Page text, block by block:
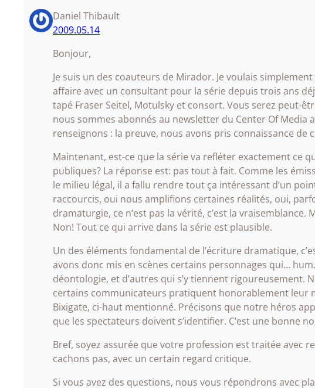
Daniel Thibault
2009.05.14
Bonjour,
Je suis un des coauteurs de Mirador. Je voulais
affaire avec un consultant pour la série depuis trois ans
tapé Fraser Seitel, Motulsky et consort. Vous serez peut-
nous sommes abonnés au newsletter du Center Of Media
renseignons : la preuve, nous avons pris connaissance de
Maintenant, est-ce que la série va refléter exactement ce
publiques? La réponse est: pas tout à fait. Comme les
le milieu légal, il a fallu rendre tout ça intéressant d’un
raccourcis, oui nous amplifions certaines réalités, oui,
dramaturgie, ce n’est pas la vérité, c’est la
Non! Tout ce qui arrive dans la série est plausible.
Un des éléments fondamental de l’écriture dramatique,
avons donc mis en scènes certains personnages qui…
déontologie, et d’autres qui s’y tiennent rigoureusement.
certains communicateurs pratiquent honorablement leur
Bixigate, ci-haut mentionné. Précisons que notre héros
que les spectateurs doivent s’identifier. C’est une bonne
Bref, soyez assurée que votre profession est traitée avec
cachons pas, avec un certain regard critique.
Si vous avez des questions, nous vous répondrons avec